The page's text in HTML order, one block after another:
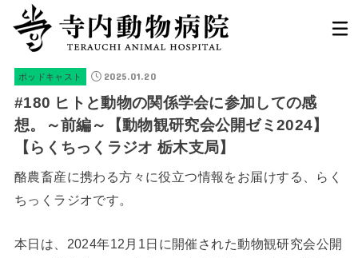
ポッドキャスト 2025.01.20
#180 ヒトと動物の関係学会に参加しての感
想。～前編～【動物観研究会公開ゼミ2024】
【らくちっくラジオ 栃木支局】
酪農畜産に携わる方々に役立つ情報をお届けする、らく
ちっくラジオです。
本日は、2024年12月1日に開催された動物観研究会公開